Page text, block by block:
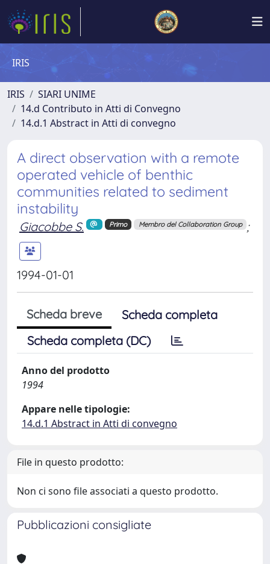
IRIS
IRIS
SIARI UNIME
14.d Contributo in Atti di Convegno
14.d.1 Abstract in Atti di convegno
A direct observation with a remote
operated vehicle of benthic
communities related to sediment
instability
Giacobbe S. Primo Membro del Collaboration Group ;
1994-01-01
Scheda breve
Scheda completa
Scheda completa (DC)
Anno del prodotto
1994
Appare nelle tipologie:
14.d.1 Abstract in Atti di convegno
File in questo prodotto:
Non ci sono file associati a questo prodotto.
Pubblicazioni consigliate